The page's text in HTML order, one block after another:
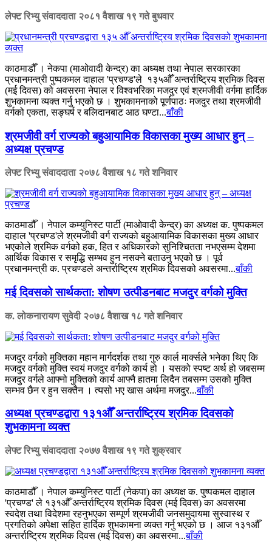
लेफ्ट रिभ्यु संवाददाता २०८१ वैशाख १९ गते बुधवार
काठमाडौँ । नेकपा (माओवादी केन्द्र) का अध्यक्ष तथा नेपाल सरकारका
प्रधानमन्त्री पुष्पकमल दाहाल 'प्रचण्ड'ले १३५औँ अन्तर्राष्ट्रिय श्रमिक दिवस
(मई दिवस) को अवसरमा नेपाल र विश्वभरिका मजदुर एवं श्रमजीवी वर्गमा हार्दिक
शुभकामना व्यक्त गर्नु भएको छ । शुभकामनाको पूर्णपाठः मजदुर तथा श्रमजीवी
वर्गको एकता, सङ्घर्ष र बलिदानबाट आठ घण्टा...बाँकी
श्रमजीवी वर्ग राज्यको बहुआयामिक विकासका मुख्य आधार हुन् –
अध्यक्ष प्रचण्ड
लेफ्ट रिभ्यु संवाददाता २०७८ वैशाख १८ गते शनिवार
काठमाडौँ । नेपाल कम्युनिस्ट पार्टी (माओवादी केन्द्र) का अध्यक्ष क. पुष्पकमल
दाहाल 'प्रचण्ड'ले श्रमजीवी वर्ग राज्यको बहुआयामिक विकासका मुख्य आधार
भएकोले श्रमिक वर्गको हक, हित र अधिकारको सुनिश्चितता नभएसम्म देशमा
आर्थिक विकास र समृद्धि सम्भव हुन नसक्ने बताउनु भएको छ । पूर्व
प्रधानमन्त्री क. प्रचण्डले अन्तर्राष्ट्रिय श्रमिक दिवसको अवसरमा...बाँकी
मई दिवसको सार्थकता: शोषण उत्पीडनबाट मजदुर वर्गको मुक्ति
क. लोकनारायण सुवेदी २०७८ वैशाख १८ गते शनिवार
मजदुर वर्गको मुक्तिका महान मार्गदर्शक तथा गुरु कार्ल मार्क्सले भनेका थिए कि
मजदुर वर्गको मुक्ति स्वयं मजदुर वर्गको कार्य हो । यसको स्पष्ट अर्थ हो जबसम्म
मजदुर वर्गले आफ्नो मुक्तिको कार्य आफ्नै हातमा लिदैन तबसम्म उसको मुक्ति
सम्भव छैन र हुन सक्तैन । त्यसो भए खास अर्थमा मजदुर...बाँकी
अध्यक्ष प्रचण्डद्वारा १३१औँ अन्तर्राष्ट्रिय श्रमिक दिवसको
शुभकामना व्यक्त
लेफ्ट रिभ्यु संवाददाता २०७७ वैशाख १९ गते शुक्रवार
काठमाडौँ । नेपाल कम्युनिस्ट पार्टी (नेकपा) का अध्यक्ष क. पुष्पकमल दाहाल
'प्रचण्ड' ले १३१औँ अन्तर्राष्ट्रिय श्रमिक दिवस (मई दिवस) का अवसरमा
स्वदेश तथा विदेशमा रहनुभएका सम्पूर्ण श्रमजीवी जनसमुदायमा सुस्वास्थ र
प्रगतिको अपेक्षा सहित हार्दिक शुभकामना व्यक्त गर्नु भएको छ । आज १३१औँ
अन्तर्राष्ट्रिय श्रमिक दिवस (मई दिवस) का अवसरमा...बाँकी